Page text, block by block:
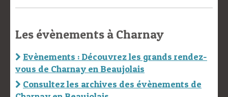
Les évènements à Charnay
Evènements : Découvrez les grands rendez-
vous de Charnay en Beaujolais
Consultez les archives des évènements de